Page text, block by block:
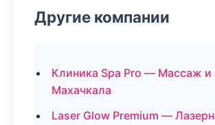
Другие компании
Клиника Spa Pro — Массаж и
Махачкала
Laser Glow Premium —